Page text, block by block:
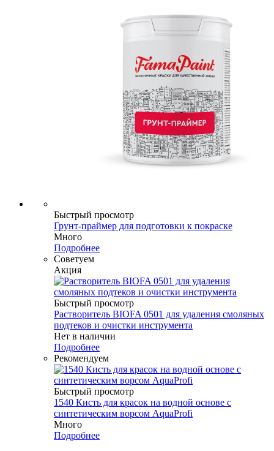
Быстрый просмотр
Грунт-праймер для подготовки к покраске
Много
Подробнее
Советуем
Акция
Быстрый просмотр
Растворитель BIOFA 0501 для удаления смоляных
подтеков и очистки инструмента
Нет в наличии
Подробнее
Рекомендуем
Быстрый просмотр
1540 Кисть для красок на водной основе с
синтетическим ворсом AquaProfi
Много
Подробнее